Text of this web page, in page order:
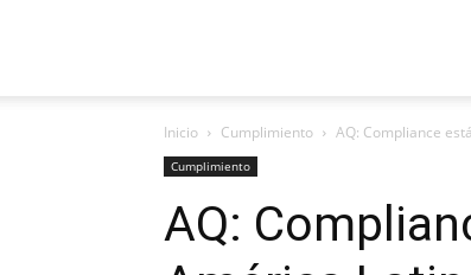
Inicio Cumplimiento AQ: Compliance
Cumplimiento
AQ: